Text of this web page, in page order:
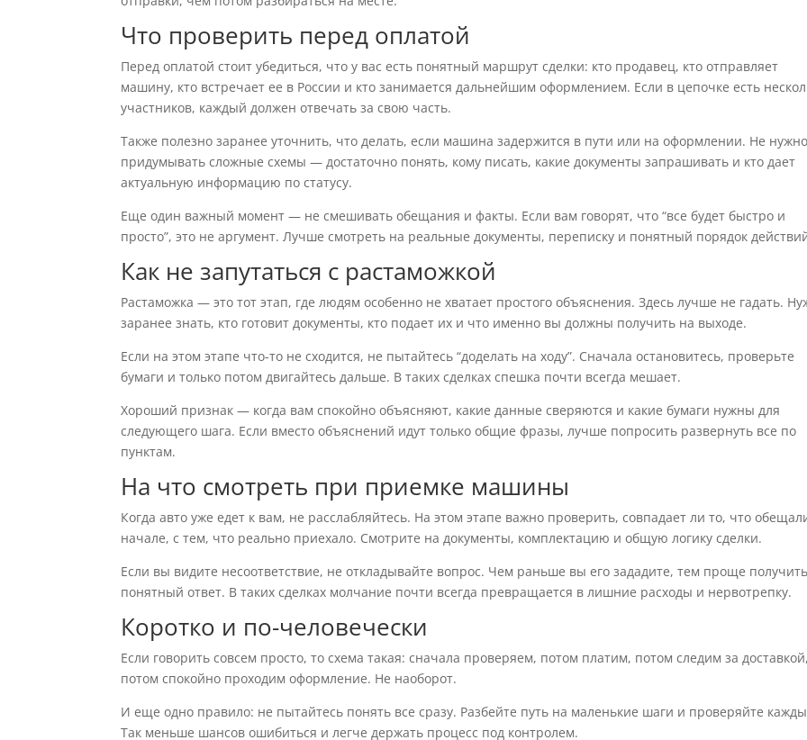
Что проверить перед оплатой
Перед оплатой стоит убедиться, что у вас есть понятный маршрут сделки: кто продавец, кто отправляет
машину, кто встречает ее в России и кто занимается дальнейшим оформлением. Если в цепочке есть
участников, каждый должен отвечать за свою часть.
Также полезно заранее уточнить, что делать, если машина задержится в пути или на оформлении. Не нужно
придумывать сложные схемы — достаточно понять, кому писать, какие документы запрашивать и кто дает
актуальную информацию по статусу.
Еще один важный момент — не смешивать обещания и факты. Если вам говорят, что “все будет быстро и
просто”, это не аргумент. Лучше смотреть на реальные документы, переписку и понятный порядок
Как не запутаться с растаможкой
Растаможка — это тот этап, где людям особенно не хватает простого объяснения. Здесь лучше не гадать.
заранее знать, кто готовит документы, кто подает их и что именно вы должны получить на выходе.
Если на этом этапе что-то не сходится, не пытайтесь “доделать на ходу”. Сначала остановитесь, проверьте
бумаги и только потом двигайтесь дальше. В таких сделках спешка почти всегда мешает.
Хороший признак — когда вам спокойно объясняют, какие данные сверяются и какие бумаги нужны для
следующего шага. Если вместо объяснений идут только общие фразы, лучше попросить развернуть все по
пунктам.
На что смотреть при приемке машины
Когда авто уже едет к вам, не расслабляйтесь. На этом этапе важно проверить, совпадает ли то, что
начале, с тем, что реально приехало. Смотрите на документы, комплектацию и общую логику сделки.
Если вы видите несоответствие, не откладывайте вопрос. Чем раньше вы его зададите, тем проще получить
понятный ответ. В таких сделках молчание почти всегда превращается в лишние расходы и нервотрепку.
Коротко и по-человечески
Если говорить совсем просто, то схема такая: сначала проверяем, потом платим, потом следим за доставкой,
потом спокойно проходим оформление. Не наоборот.
И еще одно правило: не пытайтесь понять все сразу. Разбейте путь на маленькие шаги и проверяйте
Так меньше шансов ошибиться и легче держать процесс под контролем.